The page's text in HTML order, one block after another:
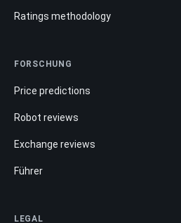
Ratings methodology
FORSCHUNG
Price predictions
Robot reviews
Exchange reviews
Führer
LEGAL